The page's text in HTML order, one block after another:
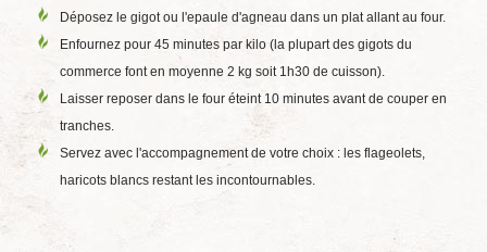
Déposez le gigot ou l'epaule d'agneau dans un plat allant au four.
Enfournez pour 45 minutes par kilo (la plupart des gigots du
commerce font en moyenne 2 kg soit 1h30 de cuisson).
Laisser reposer dans le four éteint 10 minutes avant de couper en
tranches.
Servez avec l'accompagnement de votre choix : les flageolets,
haricots blancs restant les incontournables.